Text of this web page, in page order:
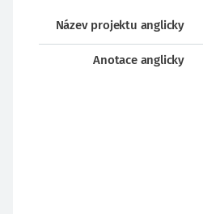
Název projektu anglicky
Anotace anglicky